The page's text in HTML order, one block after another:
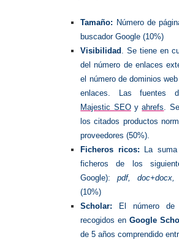
Tamaño: Número de
buscador Google (10%)
Visibilidad . Se tiene en
del número de enlaces
el número de dominios
enlaces. Las fuentes
Majestic SEOyahrefs.
los citados productos
proveedores (50%).
Ficheros ricos: La
ficheros de los
Google):pdf, doc+docx,
(10%)
Scholar: El número de
recogidos en Google
de 5 años comprendido